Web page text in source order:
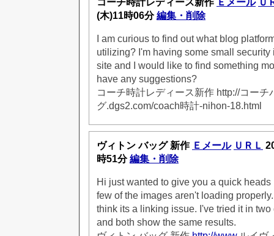
(木)11時06分編集・削除
I am curious to find out what blog
utilizing? I'm having some small security
site and I would like to find something
have any suggestions?
コーチ時計レディース新作 http://コーチ
グ.dgs2.com/coach時計-nihon-18.html
ヴィトン バッグ 新作 Ｅメール ＵＲＬ
時51分編集・削除
Hi just wanted to give you a quick
few of the images aren't loading
think its a linking issue. I've tried it in
and both show the same results.